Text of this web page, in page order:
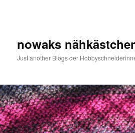
nowaks
Just another Blogs der